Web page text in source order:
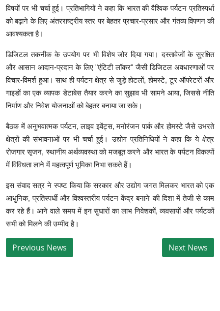
विषयों पर भी चर्चा हुई। प्रतिभागियों ने कहा कि भारत की वैश्विक पर्यटन प्रतिस्पर्धा
को बढ़ाने के लिए अंतरराष्ट्रीय स्तर पर बेहतर प्रचार-प्रसार और गंतव्य विपणन की
आवश्यकता है।
डिजिटल तकनीक के उपयोग पर भी विशेष जोर दिया गया। दस्तावेजों के सुरक्षित
और आसान आदान-प्रदान के लिए "एंटिटी लॉकर" जैसी डिजिटल अवधारणाओं पर
विचार-विमर्श हुआ। साथ ही पर्यटन क्षेत्र से जुड़े होटलों, होमस्टे, टूर ऑपरेटरों और
गाइडों का एक व्यापक डेटाबेस तैयार करने का सुझाव भी सामने आया, जिससे नीति
निर्माण और निवेश योजनाओं को बेहतर बनाया जा सके।
बैठक में अनुभवात्मक पर्यटन, लाइव इवेंट्स, मनोरंजन पार्क और होमस्टे जैसे उभरते
क्षेत्रों की संभावनाओं पर भी चर्चा हुई। उद्योग प्रतिनिधियों ने कहा कि ये क्षेत्र
रोजगार सृजन, स्थानीय अर्थव्यवस्था को मजबूत करने और भारत के पर्यटन विकल्पों
में विविधता लाने में महत्वपूर्ण भूमिका निभा सकते हैं।
इस संवाद सत्र ने स्पष्ट किया कि सरकार और उद्योग जगत मिलकर भारत को एक
आधुनिक, प्रतिस्पर्धी और विश्वस्तरीय पर्यटन केंद्र बनाने की दिशा में तेजी से काम
कर रहे हैं। आने वाले समय में इन सुधारों का लाभ निवेशकों, व्यवसायों और पर्यटकों
सभी को मिलने की उम्मीद है।